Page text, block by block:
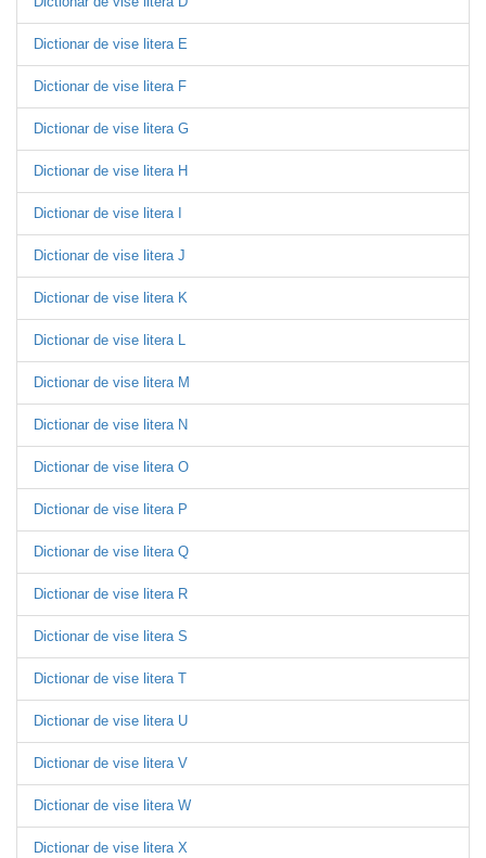
Dictionar de vise litera E
Dictionar de vise litera F
Dictionar de vise litera G
Dictionar de vise litera H
Dictionar de vise litera I
Dictionar de vise litera J
Dictionar de vise litera K
Dictionar de vise litera L
Dictionar de vise litera M
Dictionar de vise litera N
Dictionar de vise litera O
Dictionar de vise litera P
Dictionar de vise litera Q
Dictionar de vise litera R
Dictionar de vise litera S
Dictionar de vise litera T
Dictionar de vise litera U
Dictionar de vise litera V
Dictionar de vise litera W
Dictionar de vise litera X